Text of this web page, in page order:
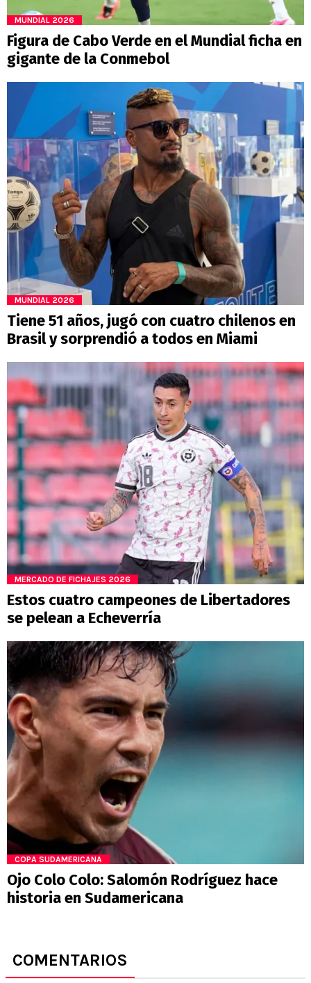
MUNDIAL 2026
Figura de Cabo Verde en el Mundial ficha en
gigante de la Conmebol
MUNDIAL 2026
Tiene 51 años, jugó con cuatro chilenos en
Brasil y sorprendió a todos en Miami
MERCADO DE FICHAJES 2026
Estos cuatro campeones de Libertadores
se pelean a Echeverría
COPA SUDAMERICANA
Ojo Colo Colo: Salomón Rodríguez hace
historia en Sudamericana
COMENTARIOS